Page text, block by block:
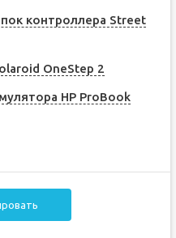
контроллера Street
OneStep 2
HP ProBook